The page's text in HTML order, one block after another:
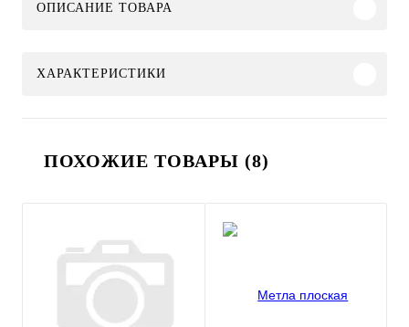
ОПИСАНИЕ ТОВАРА
ХАРАКТЕРИСТИКИ
ПОХОЖИЕ ТОВАРЫ (8)